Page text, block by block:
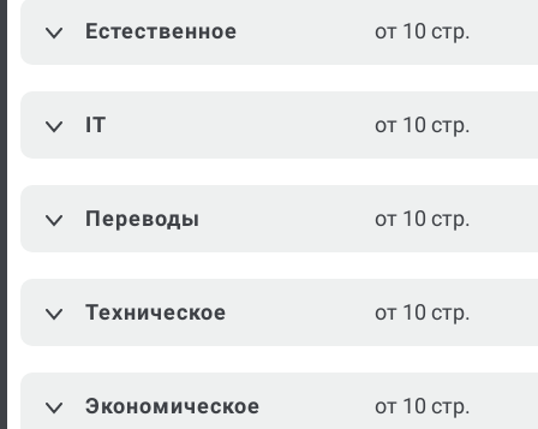
редактирование
от 10 стр.
Межкультурная
от 10 стр.
Музыка от 10 стр.
Естественное от 10 стр.
IT от 10 стр.
Переводы от 10 стр.
Техническое от 10 стр.
Экономическое от 10 стр.